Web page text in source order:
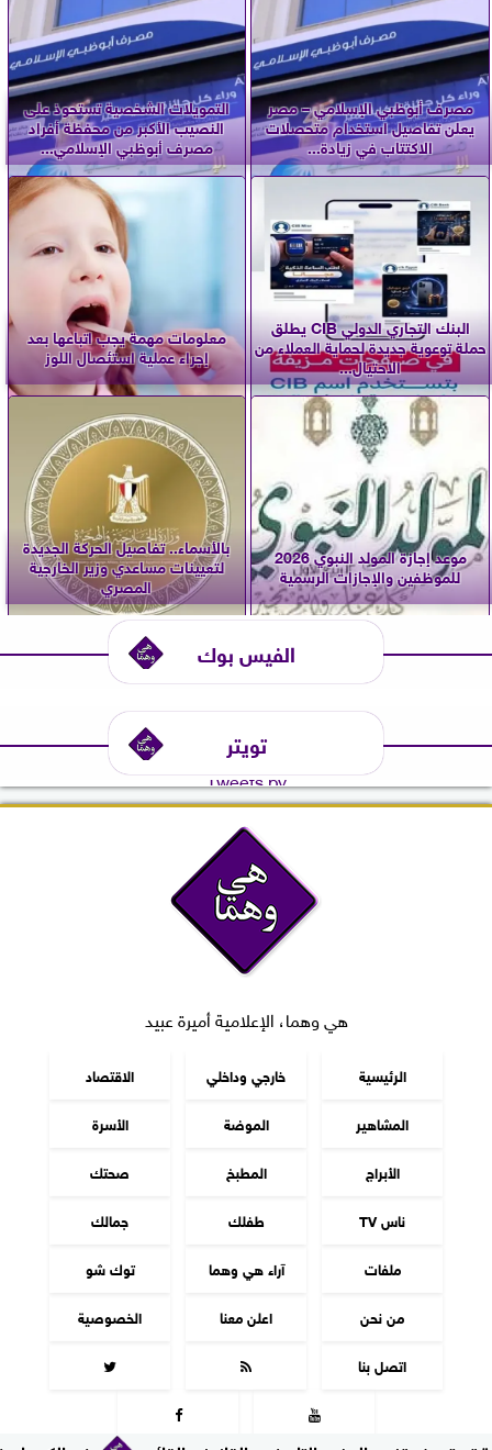
مصرف أبوظبي الإسلامي – مصر
يعلن تفاصيل استخدام متحصلات
الاكتتاب في زيادة...
التمويلات الشخصية تستحوذ على
النصيب الأكبر من محفظة أفراد
مصرف أبوظبي الإسلامي...
البنك التجاري الدولي CIB يطلق
حملة توعوية جديدة لحماية العملاء من
الاحتيال...
معلومات مهمة يجب اتباعها بعد
إجراء عملية استئصال اللوز
موعد إجازة المولد النبوي 2026
للموظفين والإجازات الرسمية
بالأسماء.. تفاصيل الحركة الجديدة
لتعيينات مساعدي وزير الخارجية
المصري
الفيس بوك
تويتر
Tweets by
هي وهما، الإعلامية أميرة عبيد
الرئيسية خارجي وداخلي
الاقتصاد
المشاهير
الموضة
الأسرة
الأبراج
المطبخ
صحتك
ناس TV
طفلك
جمالك
ملفات
آراء هي وهما
توك شو
من نحن
اعلن معنا
الخصوصية
اتصل بنا



